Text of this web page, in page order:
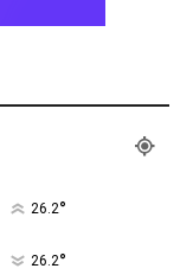
26.2°
26.2°